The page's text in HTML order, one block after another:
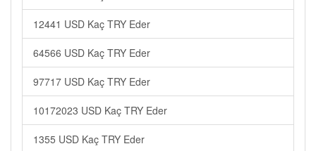
12441 USD Kaç TRY Eder
64566 USD Kaç TRY Eder
97717 USD Kaç TRY Eder
10172023 USD Kaç TRY Eder
1355 USD Kaç TRY Eder